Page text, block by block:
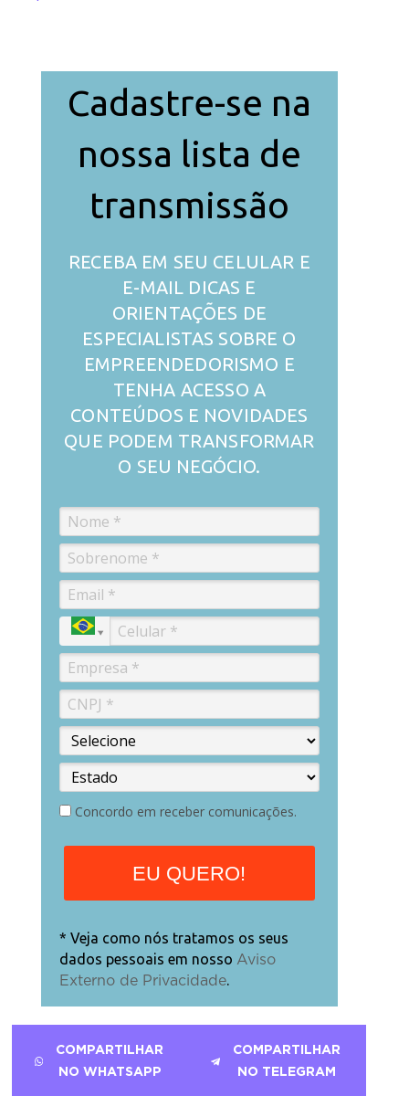
Cadastre-se na
nossa lista de
transmissão
RECEBA EM SEU CELULAR E
E-MAIL DICAS E
ORIENTAÇÕES DE
ESPECIALISTAS SOBRE O
EMPREENDEDORISMO E
TENHA ACESSO A
CONTEÚDOS E NOVIDADES
QUE PODEM TRANSFORMAR
O SEU NEGÓCIO.
Concordo em receber comunicações.
EU QUERO!
* Veja como nós tratamos os seus
dados pessoais em nosso Aviso
Externo de Privacidade.
COMPARTILHAR
NO WHATSAPP
COMPARTILHAR
NO TELEGRAM